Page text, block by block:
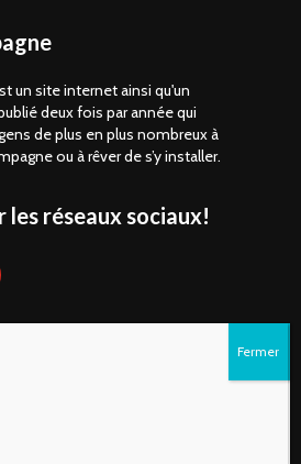
un site internet ainsi qu'un
deux fois par année qui
de plus en plus nombreux à
ou à rêver de s’y installer.
les réseaux sociaux!